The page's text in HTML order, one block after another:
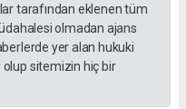
tarafından eklenen tüm
olmadan ajans
yer alan hukuki
sitemizin hiç bir